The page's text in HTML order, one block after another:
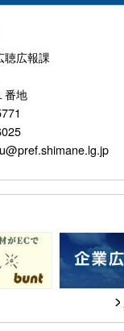
聴広報課
１番地